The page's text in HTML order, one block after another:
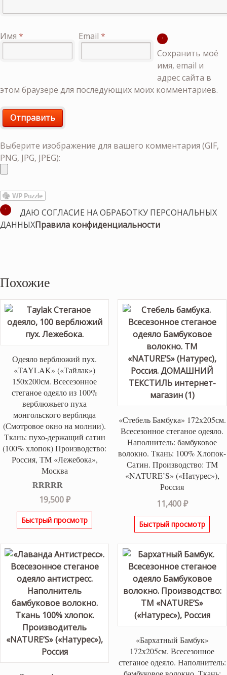
Имя * Email *
Сохранить моё
имя, email и
адрес сайта в
этом браузере для последующих моих комментариев.
Выберите изображение для вашего комментария (GIF,
PNG, JPG, JPEG):
ДАЮ СОГЛАСИЕ НА ОБРАБОТКУ ПЕРСОНАЛЬНЫХ
ДАННЫХПравила конфиденциальности
Похожие
Одеяло верблюжий пух.
«TAYLAK» («Тайлак»)
150х200см. Всесезонное
стеганое одеяло из 100%
верблюжьего пуха
монгольского верблюда
(Смотровое окно на молнии).
Ткань: пухо-держащий сатин
(100% хлопок) Производство:
Россия, ТМ «Лежебока»,
Москва
Оценка5.00
из 5
19,500₽
Быстрый просмотр
«Стебель Бамбука» 172х205см.
Всесезонное стеганое одеяло.
Наполнитель: бамбуковое
волокно. Ткань: 100% Хлопок-
Сатин. Производство: ТМ
«NATURE’S» («Натурес»),
Россия
11,400₽
Быстрый просмотр
«Бархатный Бамбук»
172х205см. Всесезонное
стеганое одеяло. Наполнитель: